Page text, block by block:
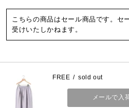
こちらの商品はセール商品です。セ
受けいたしかねます。
FREE sold out
メールで入